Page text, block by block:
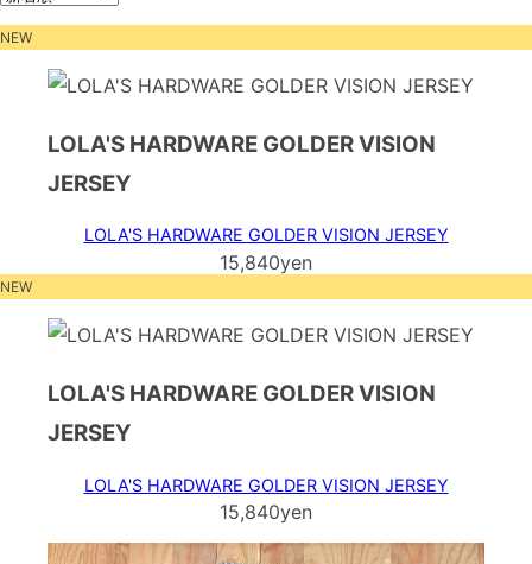
NEW
LOLA'S HARDWARE GOLDER VISION
JERSEY
LOLA'S HARDWARE GOLDER VISION JERSEY
15,840yen
NEW
LOLA'S HARDWARE GOLDER VISION
JERSEY
LOLA'S HARDWARE GOLDER VISION JERSEY
15,840yen